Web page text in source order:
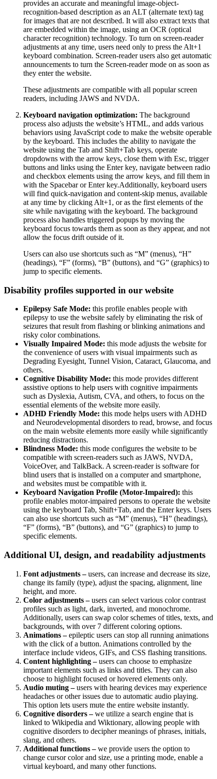
provides an accurate and meaningful image-object-
recognition-based description as an ALT (alternate text) tag
for images that are not described. It will also extract texts that
are embedded within the image, using an OCR (optical
character recognition) technology. To turn on screen-reader
adjustments at any time, users need only to press the Alt+1
keyboard combination. Screen-reader users also get automatic
announcements to turn the Screen-reader mode on as soon as
they enter the website.
These adjustments are compatible with all popular screen
readers, including JAWS and NVDA.
Keyboard navigation optimization: The background
process also adjusts the website’s HTML, and adds various
behaviors using JavaScript code to make the website operable
by the keyboard. This includes the ability to navigate the
website using the Tab and Shift+Tab keys, operate
dropdowns with the arrow keys, close them with Esc, trigger
buttons and links using the Enter key, navigate between radio
and checkbox elements using the arrow keys, and fill them in
with the Spacebar or Enter key.Additionally, keyboard users
will find quick-navigation and content-skip menus, available
at any time by clicking Alt+1, or as the first elements of the
site while navigating with the keyboard. The background
process also handles triggered popups by moving the
keyboard focus towards them as soon as they appear, and not
allow the focus drift outside of it.
Users can also use shortcuts such as “M” (menus), “H”
(headings), “F” (forms), “B” (buttons), and “G” (graphics) to
jump to specific elements.
Disability profiles supported in our website
Epilepsy Safe Mode: this profile enables people with
epilepsy to use the website safely by eliminating the risk of
seizures that result from flashing or blinking animations and
risky color combinations.
Visually Impaired Mode: this mode adjusts the website for
the convenience of users with visual impairments such as
Degrading Eyesight, Tunnel Vision, Cataract, Glaucoma, and
others.
Cognitive Disability Mode: this mode provides different
assistive options to help users with cognitive impairments
such as Dyslexia, Autism, CVA, and others, to focus on the
essential elements of the website more easily.
ADHD Friendly Mode: this mode helps users with ADHD
and Neurodevelopmental disorders to read, browse, and focus
on the main website elements more easily while significantly
reducing distractions.
Blindness Mode: this mode configures the website to be
compatible with screen-readers such as JAWS, NVDA,
VoiceOver, and TalkBack. A screen-reader is software for
blind users that is installed on a computer and smartphone,
and websites must be compatible with it.
Keyboard Navigation Profile (Motor-Impaired): this
profile enables motor-impaired persons to operate the website
using the keyboard Tab, Shift+Tab, and the Enter keys. Users
can also use shortcuts such as “M” (menus), “H” (headings),
“F” (forms), “B” (buttons), and “G” (graphics) to jump to
specific elements.
Additional UI, design, and readability adjustments
Font adjustments –users, can increase and decrease its size,
change its family (type), adjust the spacing, alignment, line
height, and more.
Color adjustments –users can select various color contrast
profiles such as light, dark, inverted, and monochrome.
Additionally, users can swap color schemes of titles, texts, and
backgrounds, with over 7 different coloring options.
Animations –epileptic users can stop all running animations
with the click of a button. Animations controlled by the
interface include videos, GIFs, and CSS flashing transitions.
Content highlighting –users can choose to emphasize
important elements such as links and titles. They can also
choose to highlight focused or hovered elements only.
Audio muting –users with hearing devices may experience
headaches or other issues due to automatic audio playing.
This option lets users mute the entire website instantly.
Cognitive disorders –we utilize a search engine that is
linked to Wikipedia and Wiktionary, allowing people with
cognitive disorders to decipher meanings of phrases, initials,
slang, and others.
Additional functions –we provide users the option to
change cursor color and size, use a printing mode, enable a
virtual keyboard, and many other functions.